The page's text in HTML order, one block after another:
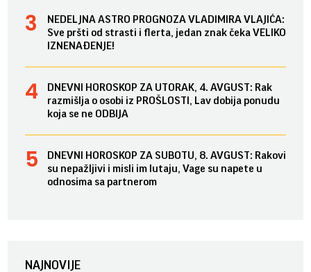
NEDELJNA ASTRO PROGNOZA VLADIMIRA VLAJIĆA:
Sve pršti od strasti i flerta, jedan znak čeka VELIKO
IZNENAĐENJE!
DNEVNI HOROSKOP ZA UTORAK, 4. AVGUST: Rak
razmišlja o osobi iz PROŠLOSTI, Lav dobija ponudu
koja se ne ODBIJA
DNEVNI HOROSKOP ZA SUBOTU, 8. AVGUST: Rakovi
su nepažljivi i misli im lutaju, Vage su napete u
odnosima sa partnerom
NAJNOVIJE